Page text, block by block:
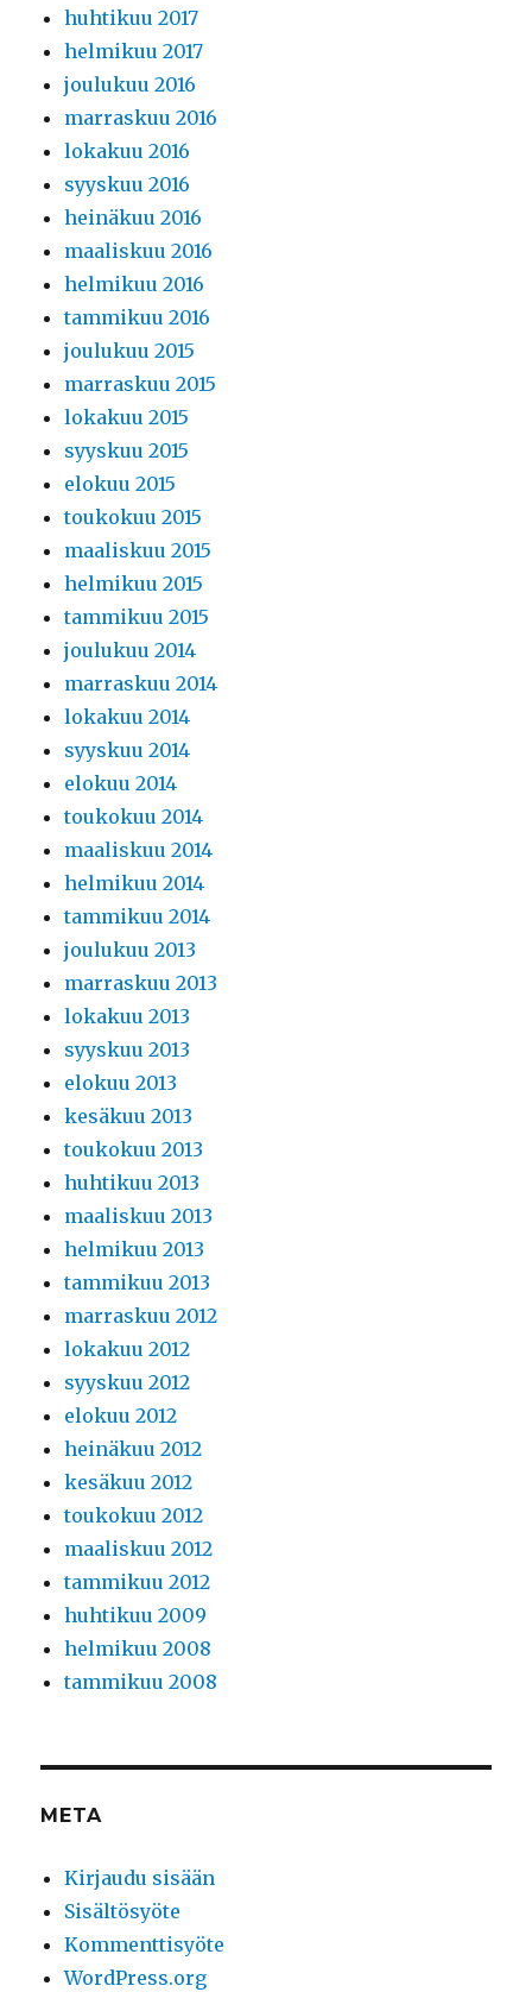
huhtikuu 2017
helmikuu 2017
joulukuu 2016
marraskuu 2016
lokakuu 2016
syyskuu 2016
heinäkuu 2016
maaliskuu 2016
helmikuu 2016
tammikuu 2016
joulukuu 2015
marraskuu 2015
lokakuu 2015
syyskuu 2015
elokuu 2015
toukokuu 2015
maaliskuu 2015
helmikuu 2015
tammikuu 2015
joulukuu 2014
marraskuu 2014
lokakuu 2014
syyskuu 2014
elokuu 2014
toukokuu 2014
maaliskuu 2014
helmikuu 2014
tammikuu 2014
joulukuu 2013
marraskuu 2013
lokakuu 2013
syyskuu 2013
elokuu 2013
kesäkuu 2013
toukokuu 2013
huhtikuu 2013
maaliskuu 2013
helmikuu 2013
tammikuu 2013
marraskuu 2012
lokakuu 2012
syyskuu 2012
elokuu 2012
heinäkuu 2012
kesäkuu 2012
toukokuu 2012
maaliskuu 2012
tammikuu 2012
huhtikuu 2009
helmikuu 2008
tammikuu 2008
META
Kirjaudu sisään
Sisältösyöte
Kommenttisyöte
WordPress.org